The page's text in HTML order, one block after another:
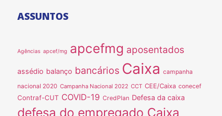
ASSUNTOS
Agências apcef/mg apcefmg aposentados
assédio balanço bancários Caixa campanha
nacional 2020 Campanha Nacional 2022 CCT CEE/Caixa conecef
Contraf-CUT COVID-19 CredPlan Defesa da caixa
defesa do empregado Caixa